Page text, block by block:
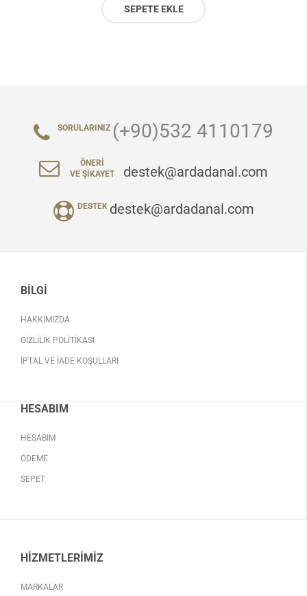
SEPETE EKLE
SORULARINIZ (+90)532 4110179
ÖNERI
VE ŞIKAYET
destek@ardadanal.com
DESTEK destek@ardadanal.com
BILGI
HAKKIMIZDA
GIZLILIK POLITIKASI
İPTAL VE İADE KOŞULLARI
HESABIM
HESABIM
ÖDEME
SEPET
HIZMETLERIMIZ
MARKALAR